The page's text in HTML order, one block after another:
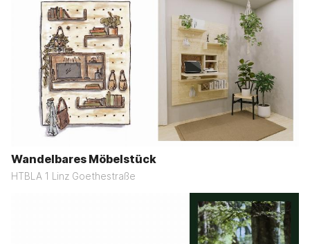
Wandelbares Möbelstück
HTBLA 1 Linz Goethestraße